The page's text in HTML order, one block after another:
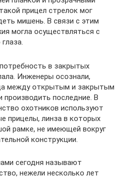
прицел стрелок мог
мишень. В связи с этим
могла осуществляться с
в закрытых
Инженеры осознали,
между открытым и закрытым
производить последние. В
охотников используют
прицелы, линза в которых
рамке, не имеющей вокруг
конструкции.
сегодня называют
нежели несколько лет